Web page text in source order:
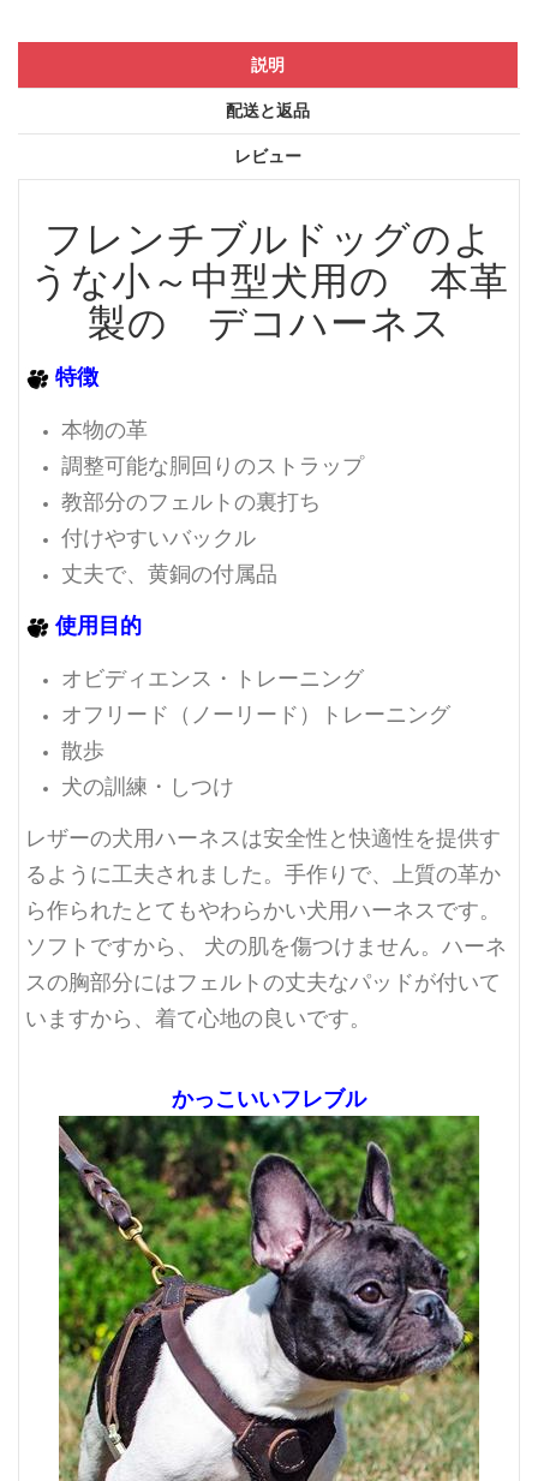
説明
配送と返品
レビュー
フレンチブルドッグのよ
うな小～中型犬用の 本革
製の デコハーネス
特徴
本物の革
調整可能な胴回りのストラップ
教部分のフェルトの裏打ち
付けやすいバックル
丈夫で、黄銅の付属品
使用目的
オビディエンス・トレーニング
オフリード（ノーリード）トレーニング
散歩
犬の訓練・しつけ
レザーの犬用ハーネスは安全性と快適性を提供す
るように工夫されました。手作りで、上質の革か
ら作られたとてもやわらかい犬用ハーネスです。
ソフトですから、 犬の肌を傷つけません。ハーネ
スの胸部分にはフェルトの丈夫なパッドが付いて
いますから、着て心地の良いです。
かっこいいフレブル